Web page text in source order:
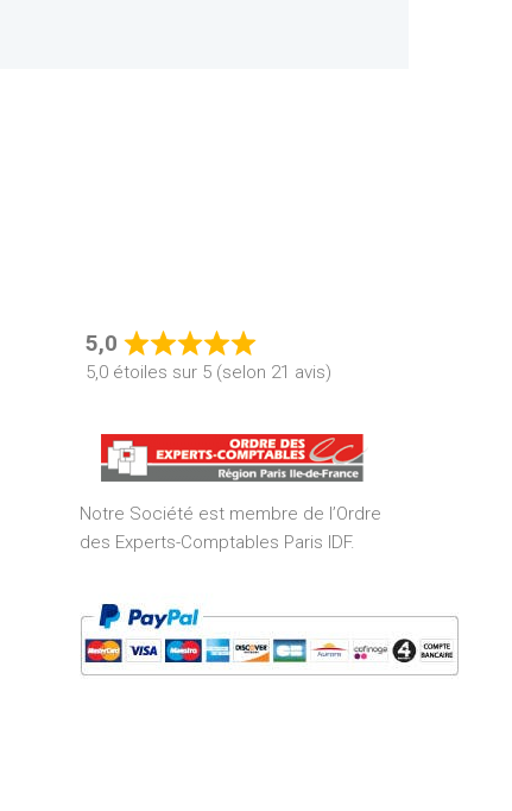
5,0
Rated
5,0
5
5,0 étoiles sur 5 (selon 21 avis)
Notre Société est membre de l’Ordre
des Experts-Comptables Paris IDF.